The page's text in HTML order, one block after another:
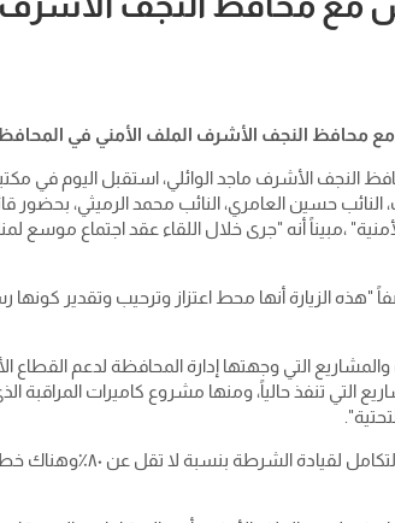
، مع محافظ النجف الأشرف الملف الأمني في
النجف الأشرف ماجد الوائلي، استقبل اليوم في
النائب حسين العامري، النائب محمد الرميثي،
،مبيناً أنه "جرى خلال اللقاء عقد اجتماع موسع
"هذه الزيارة أنها محط اعتزاز وترحيب وتقدير
والمشاريع التي وجهتها إدارة المحافظة لدعم القطاع
التي تنفذ حالياً، ومنها مشروع كاميرات المراقبة
وأوضح أنه "عند اكتمال تلك المشاريع سترتفع